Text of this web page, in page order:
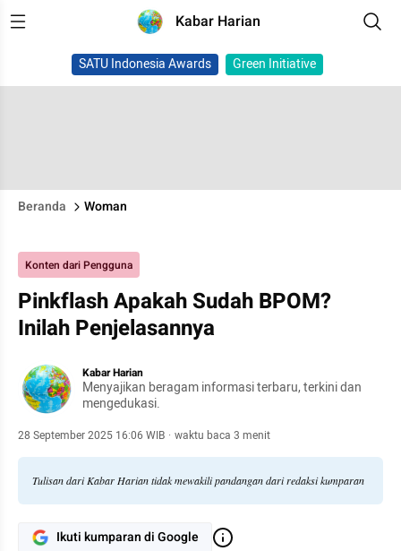
Kabar Harian
SATU Indonesia Awards Green Initiative
Beranda Woman
Konten dari Pengguna
Pinkflash Apakah Sudah BPOM?
Inilah Penjelasannya
Kabar Harian
Menyajikan beragam informasi terbaru, terkini dan
mengedukasi.
28 September 2025 16:06 WIB · waktu baca 3 menit
Tulisan dari Kabar Harian tidak mewakili pandangan dari redaksi kumparan
Ikuti kumparan di Google